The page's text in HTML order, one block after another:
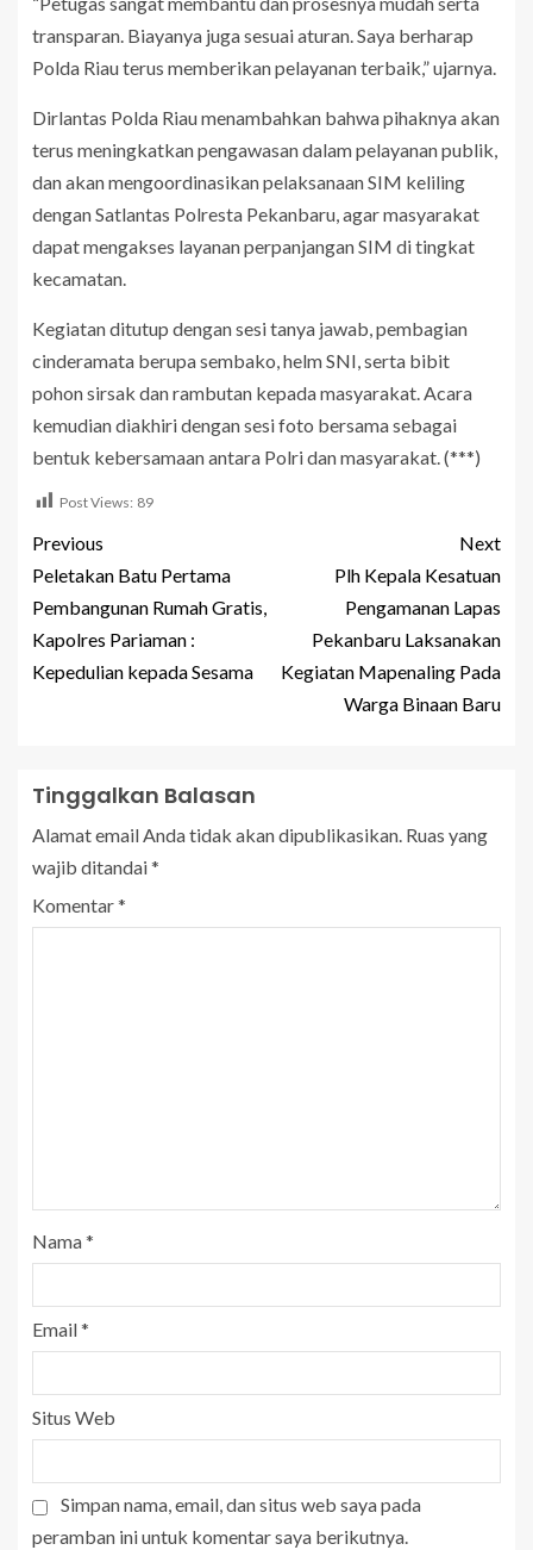
transparan. Biayanya juga sesuai aturan. Saya berharap
Polda Riau terus memberikan pelayanan terbaik,” ujarnya.
Dirlantas Polda Riau menambahkan bahwa pihaknya akan
terus meningkatkan pengawasan dalam pelayanan publik,
dan akan mengoordinasikan pelaksanaan SIM keliling
dengan Satlantas Polresta Pekanbaru, agar masyarakat
dapat mengakses layanan perpanjangan SIM di tingkat
kecamatan.
Kegiatan ditutup dengan sesi tanya jawab, pembagian
cinderamata berupa sembako, helm SNI, serta bibit
pohon sirsak dan rambutan kepada masyarakat. Acara
kemudian diakhiri dengan sesi foto bersama sebagai
bentuk kebersamaan antara Polri dan masyarakat. (***)
Post Views: 89
Previous
Peletakan Batu Pertama
Pembangunan Rumah Gratis,
Kapolres Pariaman :
Kepedulian kepada Sesama
Next
Plh Kepala Kesatuan
Pengamanan Lapas
Pekanbaru Laksanakan
Kegiatan Mapenaling Pada
Warga Binaan Baru
Tinggalkan Balasan
Alamat email Anda tidak akan dipublikasikan. Ruas yang
wajib ditandai*
Komentar*
Nama*
Email*
Situs Web
Simpan nama, email, dan situs web saya pada
peramban ini untuk komentar saya berikutnya.